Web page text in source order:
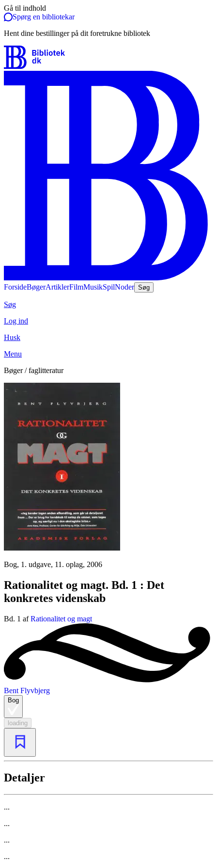
Gå til indhold
Spørg en bibliotekar
Hent dine bestillinger på dit foretrukne bibliotek
ForsideBøgerArtiklerFilmMusikSpilNoder Søg
Søg
Log ind
Husk
Menu
Bøger / faglitteratur
Bog, 1. udgave, 11. oplag, 2006
Rationalitet og magt. Bd. 1 : Det
konkretes videnskab
Bd. 1 afRationalitet og magt
Bent Flyvbjerg
Bog
loading
Detaljer
...
...
...
...